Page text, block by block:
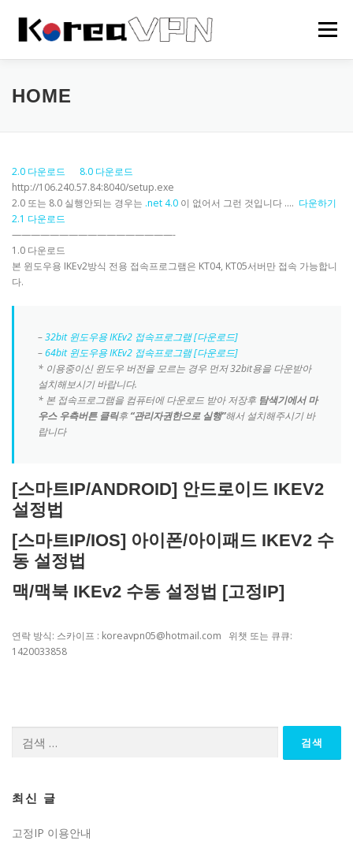
메뉴
HOME
HOME
2.0 다운로드 8.0 다운로드
http://106.240.57.84:8040/setup.exe
2.0 또는 8.0 실행안되는 경우는 .net 4.0 이 없어서 그런 것입니다 …. 다운하기
2.1 다운로드
—————————————————-
1.0 다운로드
본 윈도우용 IKEv2방식 전용 접속프로그램은 KT04, KT05서버만 접속 가능합니
다.
–32bit 윈도우용 IKEv2 접속프로그램 [다운로드]
–64bit 윈도우용 IKEv2 접속프로그램 [다운로드]
* 이용중이신 윈도우 버전을 모르는 경우 먼저 32bit용을 다운받아
설치해보시기 바랍니다.
* 본 접속프로그램을 컴퓨터에 다운로드 받아 저장후 탐색기에서 마
우스 우측버튼 클릭후“관리자권한으로 실행”해서 설치해주시기 바
랍니다
[스마트IP/ANDROID] 안드로이드 IKEV2
설정법
[스마트IP/IOS] 아이폰/아이패드 IKEV2 수
동 설정법
맥/맥북 IKEv2 수동 설정법 [고정IP]
연락 방식: 스카이프 : koreavpn05@hotmail.com 위챗 또는 큐큐:
1420033858
최신 글
고정IP 이용안내